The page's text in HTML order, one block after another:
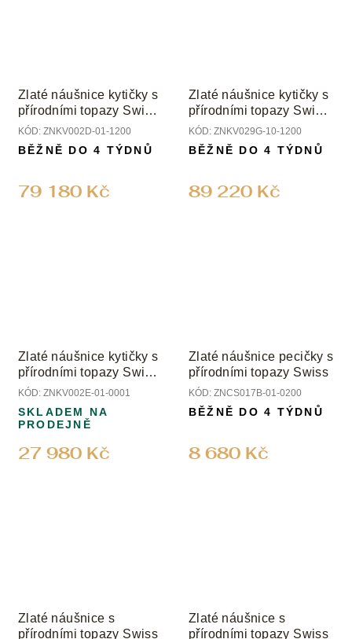
Zlaté náušnice kytičky s
přírodními topazy Swiss
a diamanty
KÓD: ZNKV002D-01-1200
79 180 Kč
BĚŽNĚ DO 4 TÝDNŮ
Zlaté náušnice kytičky s
přírodními topazy Swiss
a diamanty
KÓD: ZNKV029G-10-1200
89 220 Kč
BĚŽNĚ DO 4 TÝDNŮ
Zlaté náušnice kytičky s
přírodními topazy Swiss
a peridoty
KÓD: ZNKV002E-01-0001
27 980 Kč
SKLADEM NA
PRODEJNĚ
Zlaté náušnice pecičky s
přírodními topazy Swiss
KÓD: ZNCS017B-01-0200
8 680 Kč
BĚŽNĚ DO 4 TÝDNŮ
Zlaté náušnice s
přírodními topazy Swiss
Zlaté náušnice s
přírodními topazy Swiss